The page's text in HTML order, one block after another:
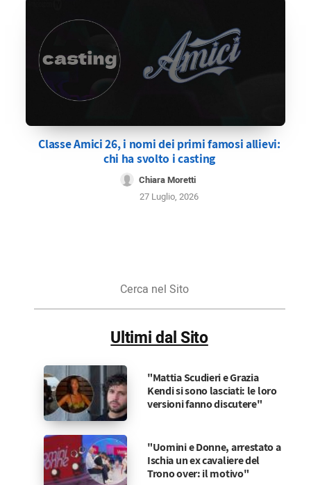
Classe Amici 26, i nomi dei primi famosi allievi:
chi ha svolto i casting
Chiara Moretti
27 Luglio, 2026
Sito
Ultimi dal Sito
"Mattia Scudieri e Grazia
Kendi si sono lasciati: le loro
versioni fanno discutere"
"Uomini e Donne, arrestato a
Ischia un ex cavaliere del
Trono over: il motivo"